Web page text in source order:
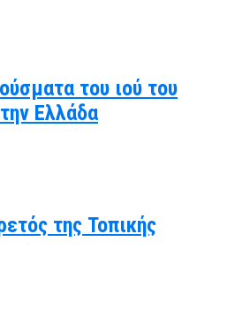
του ιού του
Ελλάδα
της Τοπικής